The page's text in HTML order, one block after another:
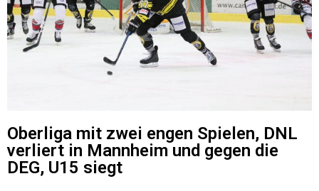
Oberliga mit zwei engen Spielen, DNL
verliert in Mannheim und gegen die
DEG, U15 siegt